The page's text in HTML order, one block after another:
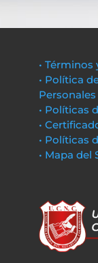
•
• Política
Personales
• Políticas
•
• Políticas
• Mapa del